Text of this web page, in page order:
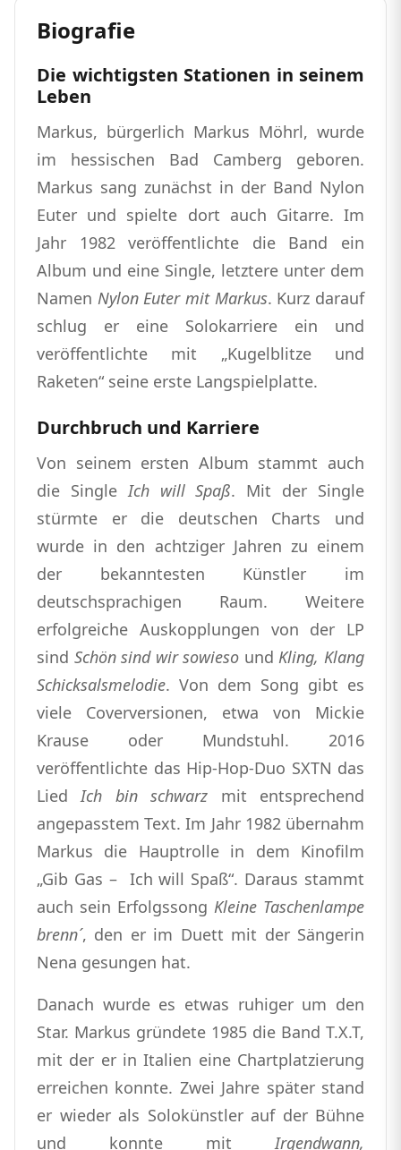
Biografie
Die wichtigsten Stationen in seinem
Leben
Markus, bürgerlich Markus Möhrl, wurde
im hessischen Bad Camberg geboren.
Markus sang zunächst in der Band Nylon
Euter und spielte dort auch Gitarre. Im
Jahr 1982 veröffentlichte die Band ein
Album und eine Single, letztere unter dem
Namen Nylon Euter mit Markus. Kurz darauf
schlug er eine Solokarriere ein und
veröffentlichte mit „Kugelblitze und
Raketen“ seine erste Langspielplatte.
Durchbruch und Karriere
Von seinem ersten Album stammt auch
die SingleIch will Spaß. Mit der Single
stürmte er die deutschen Charts und
wurde in den achtziger Jahren zu einem
der bekanntesten Künstler im
deutschsprachigen Raum. Weitere
erfolgreiche Auskopplungen von der LP
sind Schön sind wir sowieso undKling, Klang
Schicksalsmelodie. Von dem Song gibt es
viele Coverversionen, etwa von Mickie
Krause oder Mundstuhl. 2016
veröffentlichte das Hip-Hop-Duo SXTN das
LiedIch bin schwarz mit entsprechend
angepasstem Text. Im Jahr 1982 übernahm
Markus die Hauptrolle in dem Kinofilm
„Gib Gas – Ich will Spaß“. Daraus stammt
auch sein Erfolgssong Kleine Taschenlampe
brenn´, den er im Duett mit der Sängerin
Nena gesungen hat.
Danach wurde es etwas ruhiger um den
Star. Markus gründete 1985 die Band T.X.T,
mit der er in Italien eine Chartplatzierung
erreichen konnte. Zwei Jahre später stand
er wieder als Solokünstler auf der Bühne
und konnte mitIrgendwann,